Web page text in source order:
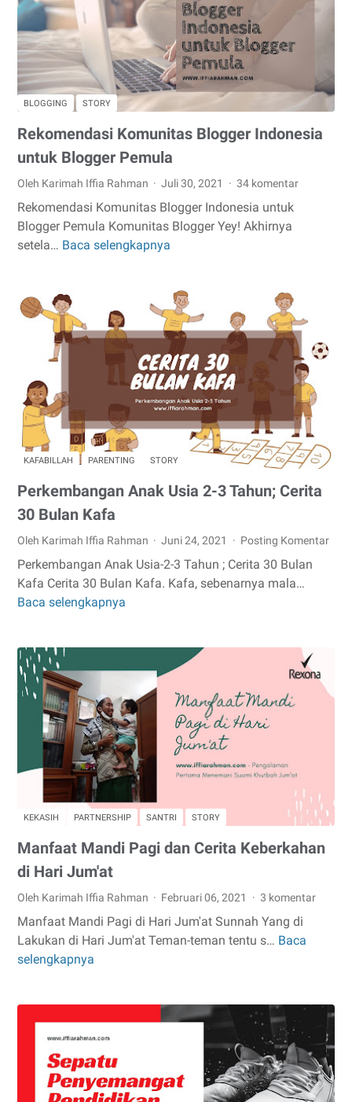
BLOGGING STORY
Rekomendasi Komunitas Blogger Indonesia
untuk Blogger Pemula
Oleh Karimah Iffia Rahman Juli 30, 2021 34 komentar
Rekomendasi Komunitas Blogger Indonesia untuk
Blogger Pemula Komunitas Blogger Yey! Akhirnya
setela… Baca selengkapnya
Indonesia
untuk
Blogger
Pemula
KAFABILLAH PARENTING STORY
Perkembangan Anak Usia 2-3 Tahun; Cerita
30 Bulan Kafa
Oleh Karimah Iffia Rahman Juni 24, 2021 Posting Komentar
Perkembangan Anak Usia-2-3 Tahun ; Cerita 30 Bulan
Kafa Cerita 30 Bulan Kafa. Kafa, sebenarnya mala…
Baca selengkapnya
Tahun;
Cerita
30
Bulan
Kafa
KEKASIH PARTNERSHIP SANTRI STORY
Manfaat Mandi Pagi dan Cerita Keberkahan
di Hari Jum'at
Oleh Karimah Iffia Rahman Februari 06, 2021 3 komentar
Manfaat Mandi Pagi di Hari Jum'at Sunnah Yang di
Lakukan di Hari Jum'at Teman-teman tentu s… Baca
selengkapnya
Manfaat
Cerita
Keberkahan
di
Hari
Jum'at